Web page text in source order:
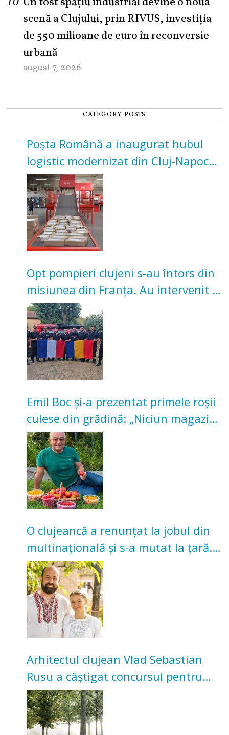
scenă a Clujului, prin RIVUS, investiția
de 550 milioane de euro în reconversie
urbană
august 7, 2026
CATEGORY POSTS
Poșta Română a inaugurat hubul
logistic modernizat din Cluj-Napoca.
Investiție de 3 milioane de euro
Opt pompieri clujeni s-au întors din
misiunea din Franța. Au intervenit la
incendii de vegetație și pădure
Emil Boc și-a prezentat primele roșii
culese din grădină: „Niciun magazin
nu poate oferi această satisfacție”
O clujeancă a renunțat la jobul din
multinațională și s-a mutat la țară.
Acum cultivă legume în grădina
bunicilor
Arhitectul clujean Vlad Sebastian
Rusu a câștigat concursul pentru
transformarea Grădinii Casei
Universitarilor